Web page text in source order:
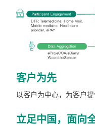
客户为先
以客户为中心，为客户
立足中国，面向